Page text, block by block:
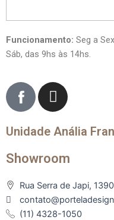
Funcionamento: Seg a
Sáb, das 9hs às 14hs.
I
n
t
g
a
m
Unidade Anália
Showroom
Rua Serra de Japi,
(11) 4328-1050